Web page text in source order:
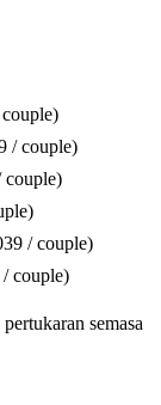
/ couple)
couple)
/ couple)
couple)
semasa